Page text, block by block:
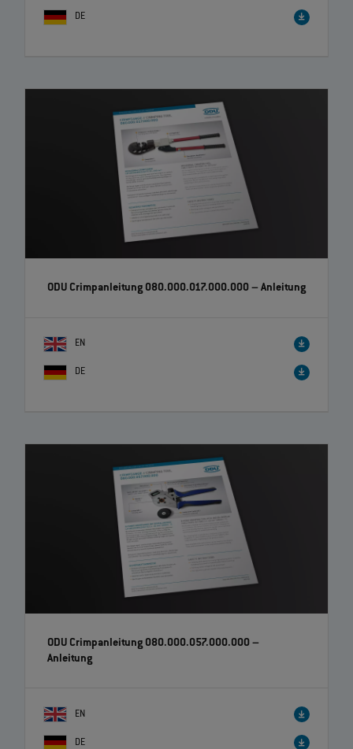
DE
ODU Crimpanleitung 080.000.017.000.000– Anleitung
EN
DE
ODU Crimpanleitung 080.000.057.000.000–
Anleitung
EN
DE